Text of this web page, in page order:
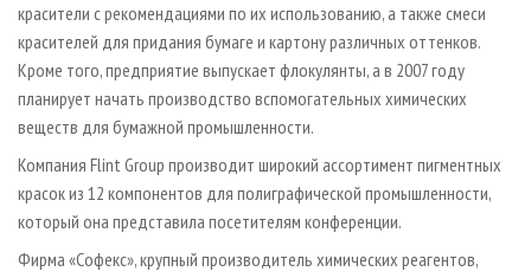
красители с рекомендациями по их использованию, а также смеси
красителей для придания бумаге и картону различных оттенков.
Кроме того, предприятие выпускает флокулянты, а в 2007 году
планирует начать производство вспомогательных химических
веществ для бумажной промышленности.
Компания Flint Group производит широкий ассортимент пигментных
красок из 12 компонентов для полиграфической промышленности,
который она представила посетителям конференции.
Фирма «Софекс», крупный производитель химических реагентов,